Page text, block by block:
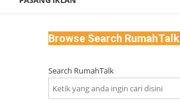
Browse Search RumahTalk
Search RumahTalk